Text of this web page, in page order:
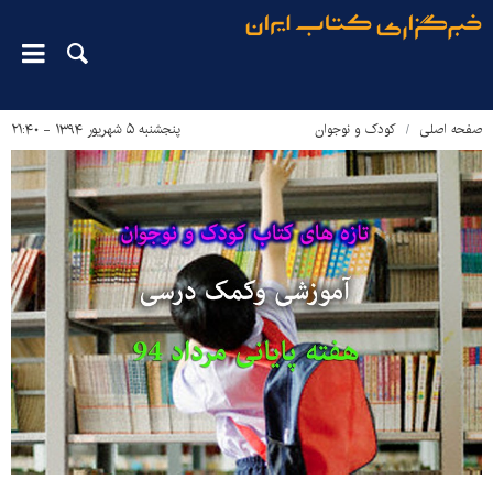
صفحه اصلی کودک و نوجوان پنجشنبه ۵ شهریور ۱۳۹۴ - ۲۱:۴۰